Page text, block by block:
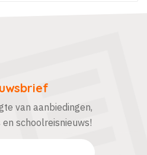
van aanbiedingen,
schoolreisnieuws!